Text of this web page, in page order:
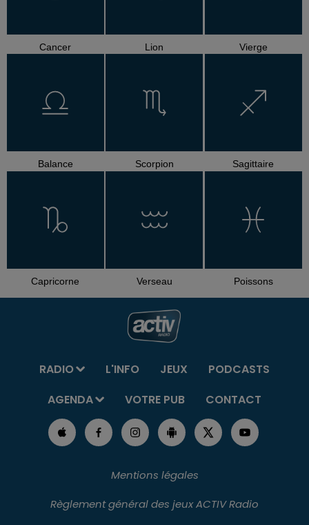
Cancer Lion Vierge
Balance Scorpion Sagittaire
Capricorne Verseau Poissons
RADIO L'INFO JEUX
PODCASTS
AGENDA
VOTRE PUB CONTACT
Mentions légales
Règlement général des jeux ACTIV Radio